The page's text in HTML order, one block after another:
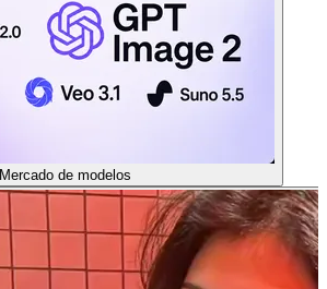
Mercado de modelos